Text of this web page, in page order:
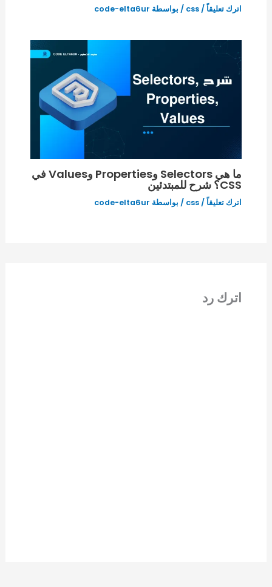
اترك تعليقاً/
css / بواسطة code-elta6ur
ما هي Selectors وProperties وValues في
CSS؟ شرح للمبتدئين
اترك تعليقاً/
css / بواسطة code-elta6ur
اترك رد